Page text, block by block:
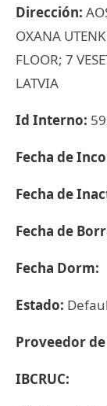
Dirección:
OXANA
FLOOR; 7
LATVIA
Id Interno:
Fecha de
Fecha de
Fecha de
Fecha Dorm:
Estado:
Proveedor
IBCRUC: